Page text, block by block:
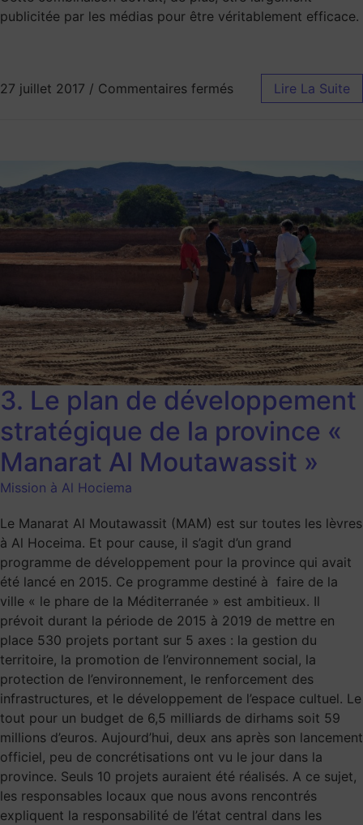
publicitée par les médias pour être véritablement efficace.
27 juillet 2017 / Commentaires fermés Lire La Suite
3. Le plan de développement
stratégique de la province «
Manarat Al Moutawassit »
Mission à Al Hociema
Le Manarat Al Moutawassit (MAM) est sur toutes les lèvres
à Al Hoceima. Et pour cause, il s’agit d’un grand
programme de développement pour la province qui avait
été lancé en 2015. Ce programme destiné à faire de la
ville « le phare de la Méditerranée » est ambitieux. Il
prévoit durant la période de 2015 à 2019 de mettre en
place 530 projets portant sur 5 axes : la gestion du
territoire, la promotion de l’environnement social, la
protection de l’environnement, le renforcement des
infrastructures, et le développement de l’espace cultuel. Le
tout pour un budget de 6,5 milliards de dirhams soit 59
millions d’euros. Aujourd’hui, deux ans après son lancement
officiel, peu de concrétisations ont vu le jour dans la
province. Seuls 10 projets auraient été réalisés. A ce sujet,
les responsables locaux que nous avons rencontrés
expliquent la responsabilité de l’état central dans les